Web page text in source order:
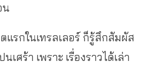
น
แรกในเทรลเลอร์ ก็รู้สึกสัมผัส
เศร้า เพราะ เรื่องราวได้เล่า